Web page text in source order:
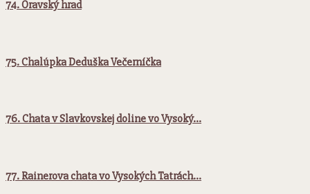
74. Oravský hrad
75. Chalúpka Deduška Večerníčka
76. Chata v Slavkovskej doline vo Vysoký…
77. Rainerova chata vo Vysokých Tatrách…